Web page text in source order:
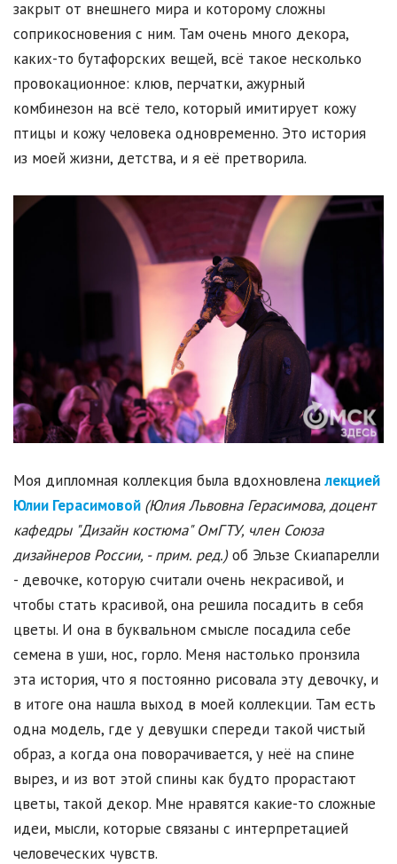
закрыт от внешнего мира и которому сложны
соприкосновения с ним. Там очень много декора,
каких-то бутафорских вещей, всё такое несколько
провокационное: клюв, перчатки, ажурный
комбинезон на всё тело, который имитирует кожу
птицы и кожу человека одновременно. Это история
из моей жизни, детства, и я её претворила.
Моя дипломная коллекция была вдохновленалекцией
Юлии Герасимовой (Юлия Львовна Герасимова, доцент
кафедры "Дизайн костюма" ОмГТУ, член Союза
дизайнеров России, - прим. ред.)об Эльзе Скиапарелли
- девочке, которую считали очень некрасивой, и
чтобы стать красивой, она решила посадить в себя
цветы. И она в буквальном смысле посадила себе
семена в уши, нос, горло. Меня настолько пронзила
эта история, что я постоянно рисовала эту девочку, и
в итоге она нашла выход в моей коллекции. Там есть
одна модель, где у девушки спереди такой чистый
образ, а когда она поворачивается, у неё на спине
вырез, и из вот этой спины как будто прорастают
цветы, такой декор. Мне нравятся какие-то сложные
идеи, мысли, которые связаны с интерпретацией
человеческих чувств.